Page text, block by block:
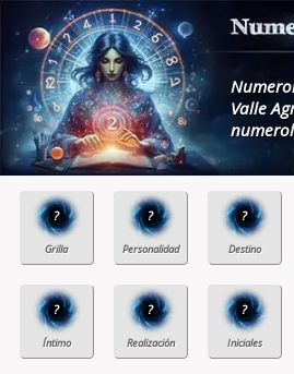
Valle
? ? ?
? ? ?